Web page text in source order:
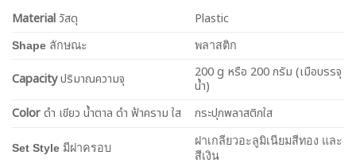
Material วัสดุ Plastic
Shape ลักษณะ พลาสติก
Capacityปริมาณความจุ
200 g หรือ 200 กรัม (เมือบรรจุ
น้ำ)
Colorดำ เขียว น้ำตาล ดำ ฟ้าคราม ใส กระปุกพลาสติกใส
Set Style มีฝาครอบ
ฝาเกลียวอะลูมิเนียมสีทอง และ
สีเงิน